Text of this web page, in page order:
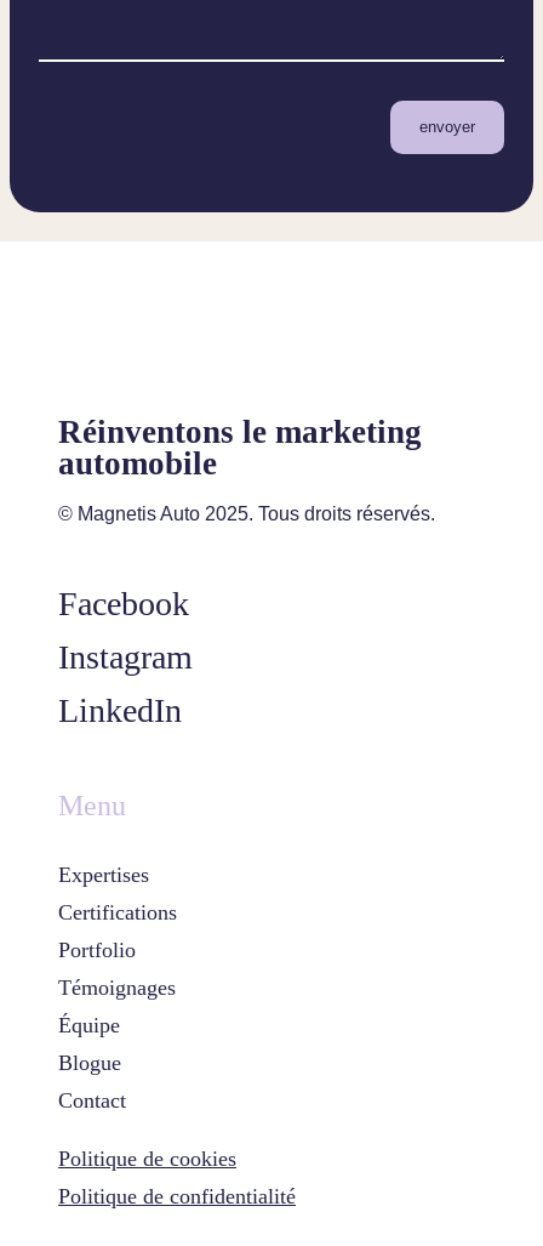
envoyer
Réinventons le marketing
automobile
© Magnetis Auto 2025. Tous droits réservés.
Facebook
Instagram
LinkedIn
Menu
Expertises
Certifications
Portfolio
Témoignages
Équipe
Blogue
Contact
Politique de cookies
Politique de confidentialité